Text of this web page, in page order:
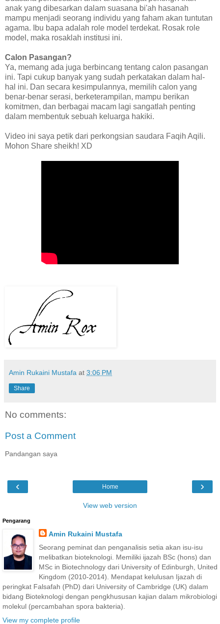
anak yang dibesarkan dalam suasana bi'ah hasanah
mampu menjadi seorang individu yang faham akan tuntutan
agama. Ibu bapa adalah role model terdekat. Rosak role
model, maka rosaklah institusi ini.
Calon Pasangan?
Ya, memang ada juga berbincang tentang calon pasangan
ini. Tapi cukup banyak yang sudah perkatakan dalam hal-
hal ini. Dan secara kesimpulannya, memilih calon yang
benar-benar serasi, berketerampilan, mampu berikan
komitmen, dan berbagai macam lagi sangatlah penting
dalam membentuk sebuah keluarga hakiki.
Video ini saya petik dari perkongsian saudara Faqih Aqili.
Mohon Share sheikh! XD
Amin Rukaini Mustafa at 3:06 PM
Share
No comments:
Post a Comment
Pandangan saya
‹ ›
Home
View web version
Pengarang
Amin Rukaini Mustafa
Seorang peminat dan penganalisis setia akan isu-isu
melibatkan bioteknologi. Memiliki ijazah BSc (hons) dan
MSc in Biotechnology dari University of Edinburgh, United
Kingdom (2010-2014). Mendapat kelulusan Ijazah di
peringkat Falsafah (PhD) dari University of Cambridge (UK) dalam
bidang Bioteknologi dengan pengkhususan kajian dalam mikrobiologi
molekul (percambahan spora bakteria).
View my complete profile